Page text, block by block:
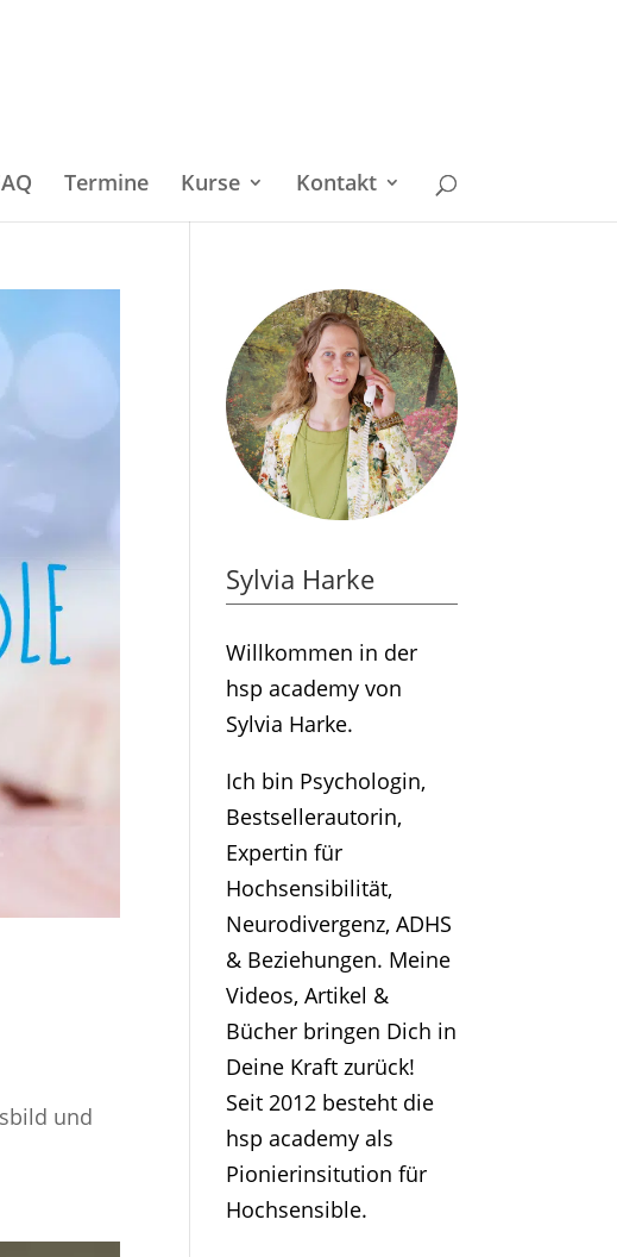
Termine Kurse Kontakt
und
Sylvia Harke
Willkommen in der
hsp academy von
Sylvia Harke.
Ich bin Psychologin,
Bestsellerautorin,
Expertin für
Hochsensibilität,
Neurodivergenz, ADHS
& Beziehungen. Meine
Videos, Artikel &
Bücher bringen Dich in
Deine Kraft zurück!
Seit 2012 besteht die
hsp academy als
Pionierinsitution für
Hochsensible.